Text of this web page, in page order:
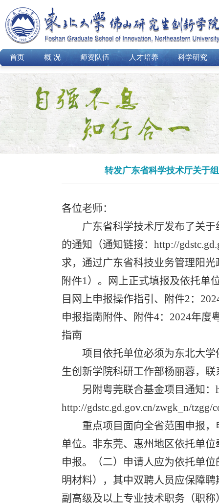
首页 概 况 师资队伍 人才培养 科学研究
转发广东省科学技术厅关于
各位老师：
广东省科学技术厅发布了关于
的通知 （通知链接： http://
求，通过广东省科技业务管理阳
附件1）。
网上正式填报及依托单
目网上申报操作指引 、 附件2：
申报指南附件、附件4： 2024年度
指南
项目依托单位必须为东北大
生创新学院科研工作部杨丽蓉， 联
另附粤莞联合基金项目通知：
http://gdstc.gd.gov.cn/zwgk_n/tzgg/
重点项目面向全省范围申报
单位。非东莞、惠州地区依托单
申报。（二）申请人应为依托单
明材料），其中双聘人员应保障
副高级及以上专业技术职务（职